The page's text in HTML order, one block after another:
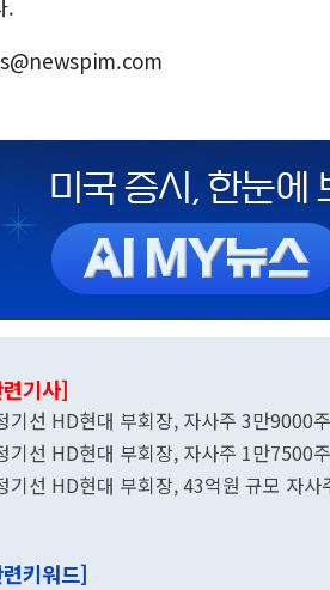
.
기사]
기선 HD현대 부회장, 자사주 3만9000
기선 HD현대 부회장, 자사주 1만7500
기선 HD현대 부회장, 43억원 규모 자사
키워드]